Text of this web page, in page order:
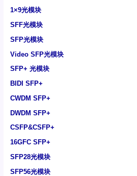
1×9光模块
SFF光模块
SFP光模块
Video SFP光模块
SFP+ 光模块
BIDI SFP+
CWDM SFP+
DWDM SFP+
CSFP&CSFP+
16GFC SFP+
SFP28光模块
SFP56光模块